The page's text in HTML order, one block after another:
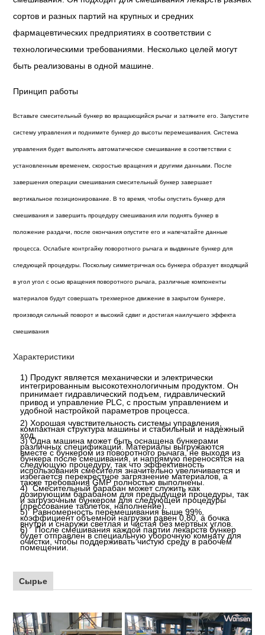
сортов и разных партий на крупных и средних
фармацевтических предприятиях в соответствии с
технологическими требованиями. Несколько целей могут
быть реализованы в одной машине.
Принцип работы
Вставьте смесительный бункер во вращающийся рычаг и затяните его. Запустите
систему управления и поднимите бункер до высоты перемешивания. Система
управления будет выполнять автоматическое смешивание в соответствии с
установленным временем, скоростью вращения и другими данными. После
завершения операции смешивания смесительный бункер завершает
вертикальное позиционирование. В то время, чтобы опустить бункер для
смешивания и завершить процедуру смешивания или поднять бункер в
положение раздачи, после окончания опустите его и напечатайте данные
процесса. Ослабьте контргайку поворотного рычага и выдвиньте бункер для
следующей процедуры. Поскольку симметричная ось бункера образует входящий
в угол угол с осью вращения поворотного рычага, различные компоненты
материалов будут совершать трехмерное движение в закрытом бункере,
производя сильный поворот и высокий сдвиг и достигая наилучшего эффекта
смешивания
Характеристики
1) Продукт является механически и электрически
интегрированным высокотехнологичным продуктом. Он
принимает гидравлический подъем, гидравлический
привод и управление PLC, с простым управлением и
удобной настройкой параметров процесса.
2) Хорошая чувствительность системы управления,
компактная структура машины и стабильный и надежный
ход.
3) Одна машина может быть оснащена бункерами
различных спецификаций. Материалы выгружаются
вместе с бункером из поворотного рычага, не выходя из
бункера после смешивания, и напрямую переносятся на
следующую процедуру, так что эффективность
использования смесителя значительно увеличивается и
избегается перекрестное загрязнение материалов, а
также требования GMP полностью выполнены.
4)Смесительный барабан может служить как
дозирующим барабаном для предыдущей процедуры, так
и загрузочным бункером для следующей процедуры
(прессование таблеток, наполнение).
5)Равномерность перемешивания выше99%,
коэффициент объемной нагрузки равен 0,80, а бочка
внутри и снаружи светлая и чистая без мертвых углов.
6)После смешивания каждой партии лекарств бункер
будет отправлен в специальную уборочную комнату для
очистки, чтобы поддерживать чистую среду в рабочем
помещении.
Сырье